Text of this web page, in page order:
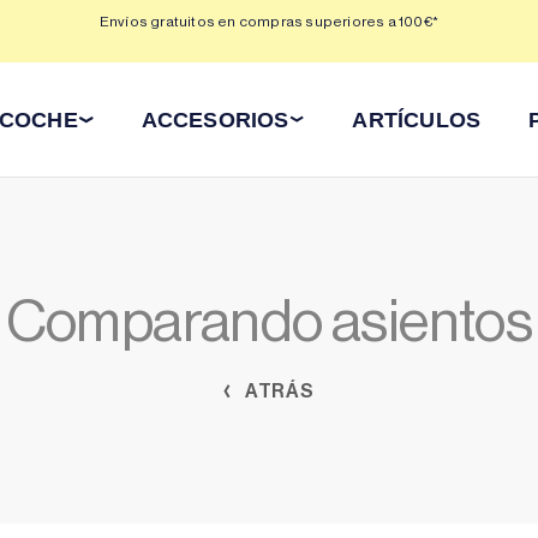
Envíos gratuitos en compras superiores a 100€*
ACCESORIOS ARTÍCULOS
Comparando asientos
ATRÁS